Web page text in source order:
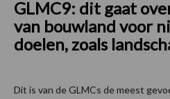
GLMC9: dit gaat
van bouwland voor
doelen, zoals
Dit is van de GLMCs de meest